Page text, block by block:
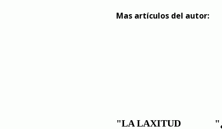
Mas artículos del autor:
"LA LAXITUD